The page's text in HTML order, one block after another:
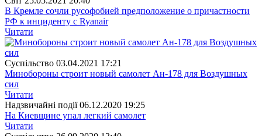
В Кремле сочли русофобией предположение о причастности
РФ к инциденту с Ryanair
Читати
Суспiльство 03.04.2021 17:21
Минобороны строит новый самолет Ан-178 для Воздушных
сил
Читати
Надзвичайні події 06.12.2020 19:25
На Киевщине упал легкий самолет
Читати